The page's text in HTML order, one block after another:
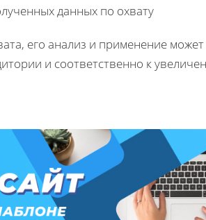
данных по охвату
его анализ и применение
и соответственно к